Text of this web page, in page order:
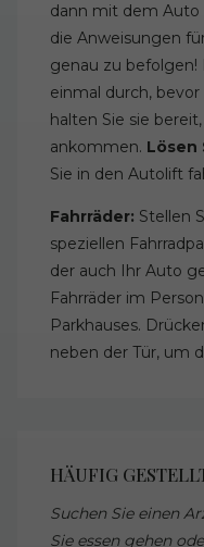
dann mit dem Auto
die Anweisungen
genau zu befolgen!
einmal durch, bevor
halten Sie sie
ankommen. Lösen
Sie in den Autolift
Fahrräder: Stellen
speziellen
der auch Ihr Auto
Fahrräder im
Parkhauses.
neben der Tür, um
HÄUFIG
Suchen Sie einen
Sie essen gehen